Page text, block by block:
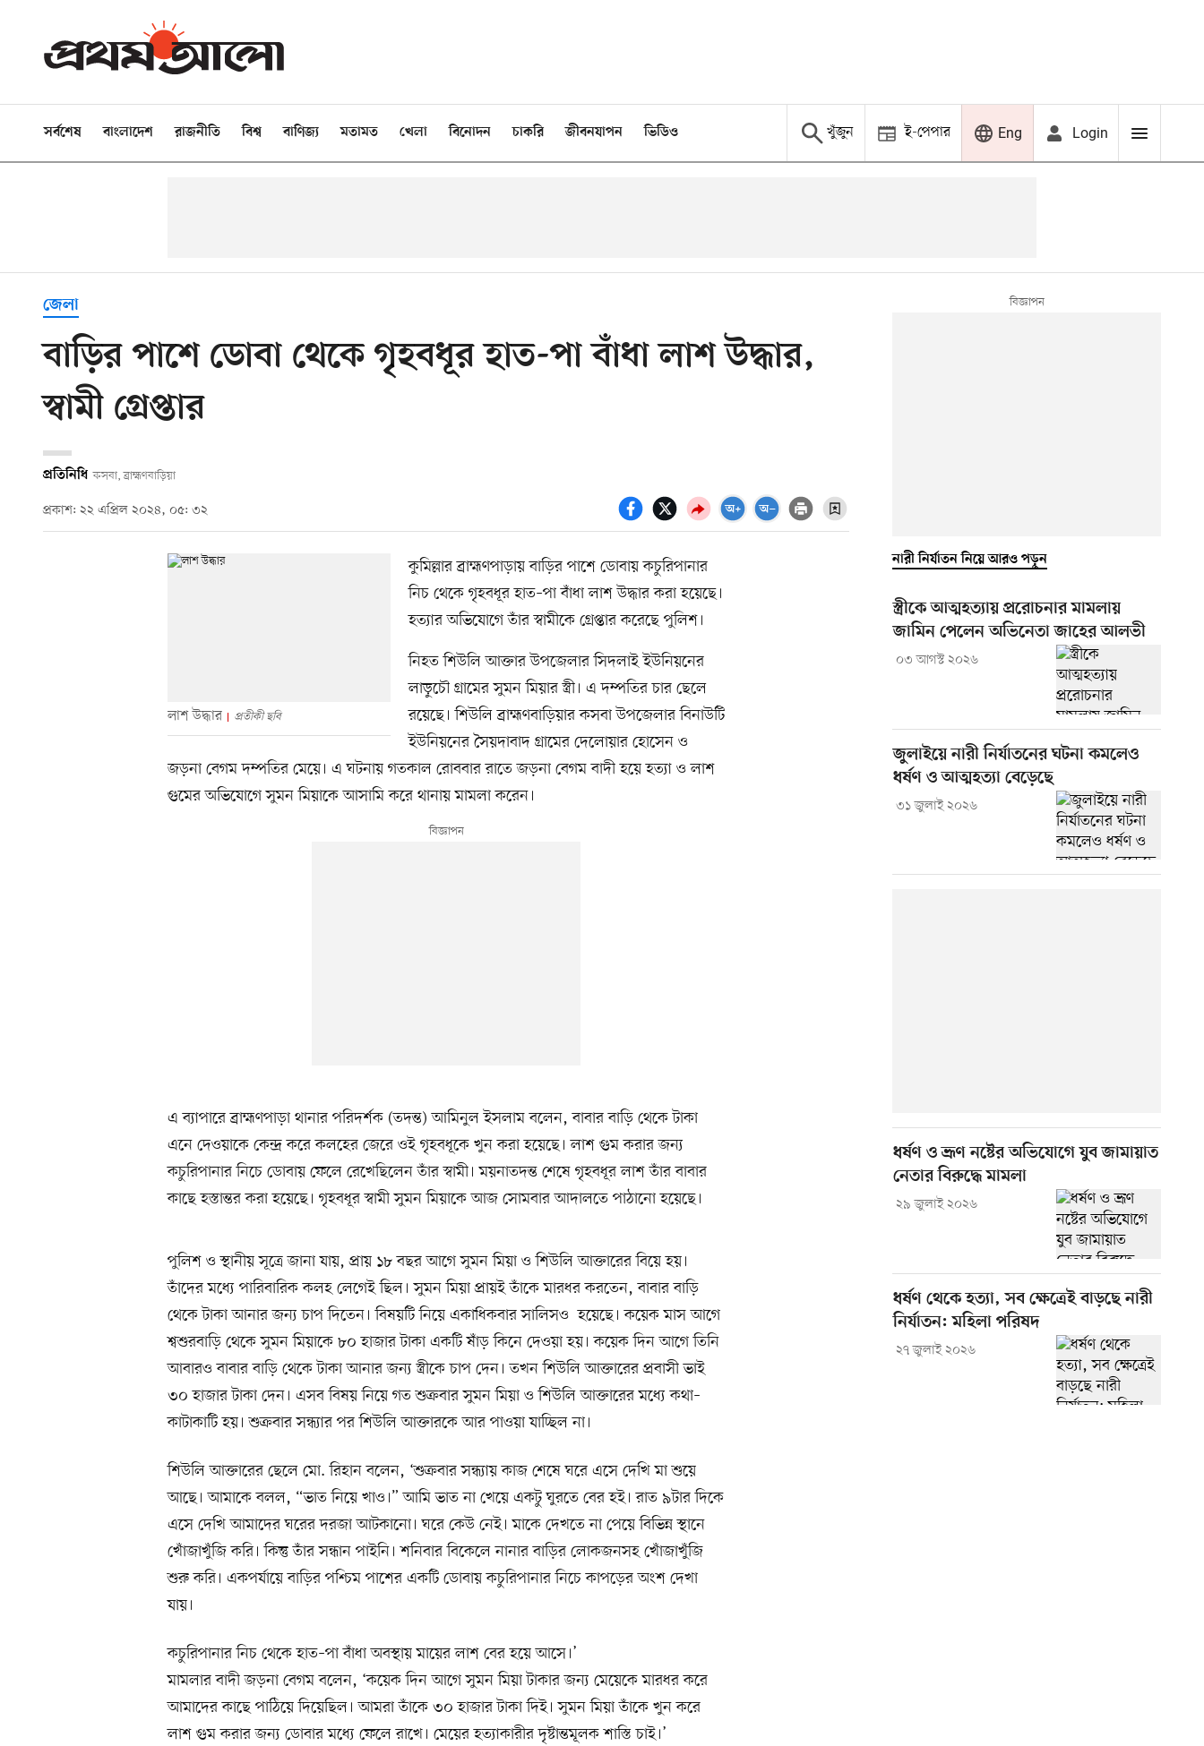
সর্বশেষ বাংলাদেশ রাজনীতি বিশ্ব বাণিজ্য মতামত খেলা বিনোদন চাকরি জীবনযাপন ভিডিও খুঁজুন ই-পেপার Eng Login
জেলা
বাড়ির পাশে ডোবা থেকে গৃহবধূর হাত-পা বাঁধা লাশ উদ্ধার,
স্বামী গ্রেপ্তার
প্রতিনিধি কসবা, ব্রাহ্মণবাড়িয়া
প্রকাশ: ২২ এপ্রিল ২০২৪, ০৫: ৩২
লাশ উদ্ধার প্রতীকী ছবি
কুমিল্লার ব্রাহ্মণপাড়ায় বাড়ির পাশে ডোবায় কচুরিপানার
নিচ থেকে গৃহবধূর হাত–পা বাঁধা লাশ উদ্ধার করা হয়েছে।
হত্যার অভিযোগে তাঁর স্বামীকে গ্রেপ্তার করেছে পুলিশ।
নিহত শিউলি আক্তার উপজেলার সিদলাই ইউনিয়নের
লাড়ুচৌ গ্রামের সুমন মিয়ার স্ত্রী। এ দম্পতির চার ছেলে
রয়েছে। শিউলি ব্রাহ্মণবাড়িয়ার কসবা উপজেলার বিনাউটি
ইউনিয়নের সৈয়দাবাদ গ্রামের দেলোয়ার হোসেন ও
জড়না বেগম দম্পতির মেয়ে। এ ঘটনায় গতকাল রোববার রাতে জড়না বেগম বাদী হয়ে হত্যা ও লাশ
গুমের অভিযোগে সুমন মিয়াকে আসামি করে থানায় মামলা করেন।
এ ব্যাপারে ব্রাহ্মণপাড়া থানার পরিদর্শক (তদন্ত) আমিনুল ইসলাম বলেন, বাবার বাড়ি থেকে টাকা
এনে দেওয়াকে কেন্দ্র করে কলহের জেরে ওই গৃহবধূকে খুন করা হয়েছে। লাশ গুম করার জন্য
কচুরিপানার নিচে ডোবায় ফেলে রেখেছিলেন তাঁর স্বামী। ময়নাতদন্ত শেষে গৃহবধূর লাশ তাঁর বাবার
কাছে হস্তান্তর করা হয়েছে। গৃহবধূর স্বামী সুমন মিয়াকে আজ সোমবার আদালতে পাঠানো হয়েছে।
পুলিশ ও স্থানীয় সূত্রে জানা যায়, প্রায় ১৮ বছর আগে সুমন মিয়া ও শিউলি আক্তারের বিয়ে হয়।
তাঁদের মধ্যে পারিবারিক কলহ লেগেই ছিল। সুমন মিয়া প্রায়ই তাঁকে মারধর করতেন, বাবার বাড়ি
থেকে টাকা আনার জন্য চাপ দিতেন। বিষয়টি নিয়ে একাধিকবার সালিসও হয়েছে। কয়েক মাস আগে
শ্বশুরবাড়ি থেকে সুমন মিয়াকে ৮০ হাজার টাকা একটি ষাঁড় কিনে দেওয়া হয়। কয়েক দিন আগে তিনি
আবারও বাবার বাড়ি থেকে টাকা আনার জন্য স্ত্রীকে চাপ দেন। তখন শিউলি আক্তারের প্রবাসী ভাই
৩০ হাজার টাকা দেন। এসব বিষয় নিয়ে গত শুক্রবার সুমন মিয়া ও শিউলি আক্তারের মধ্যে কথা–
কাটাকাটি হয়। শুক্রবার সন্ধ্যার পর শিউলি আক্তারকে আর পাওয়া যাচ্ছিল না।
শিউলি আক্তারের ছেলে মো. রিহান বলেন, ‘শুক্রবার সন্ধ্যায় কাজ শেষে ঘরে এসে দেখি মা শুয়ে
আছে। আমাকে বলল, “ভাত নিয়ে খাও।” আমি ভাত না খেয়ে একটু ঘুরতে বের হই। রাত ৯টার দিকে
এসে দেখি আমাদের ঘরের দরজা আটকানো। ঘরে কেউ নেই। মাকে দেখতে না পেয়ে বিভিন্ন স্থানে
খোঁজাখুঁজি করি। কিন্তু তাঁর সন্ধান পাইনি। শনিবার বিকেলে নানার বাড়ির লোকজনসহ খোঁজাখুঁজি
শুরু করি। একপর্যায়ে বাড়ির পশ্চিম পাশের একটি ডোবায় কচুরিপানার নিচে কাপড়ের অংশ দেখা
যায়।
কচুরিপানার নিচ থেকে হাত–পা বাঁধা অবস্থায় মায়ের লাশ বের হয়ে আসে।’
মামলার বাদী জড়না বেগম বলেন, ‘কয়েক দিন আগে সুমন মিয়া টাকার জন্য মেয়েকে মারধর করে
আমাদের কাছে পাঠিয়ে দিয়েছিল। আমরা তাঁকে ৩০ হাজার টাকা দিই। সুমন মিয়া তাঁকে খুন করে
লাশ গুম করার জন্য ডোবার মধ্যে ফেলে রাখে। মেয়ের হত্যাকারীর দৃষ্টান্তমূলক শাস্তি চাই।’
নারী নির্যাতন নিয়ে আরও পড়ুন
স্ত্রীকে আত্মহত্যায় প্ররোচনার মামলায়
জামিন পেলেন অভিনেতা জাহের আলভী
০৩ আগস্ট ২০২৬
জুলাইয়ে নারী নির্যাতনের ঘটনা কমলেও
ধর্ষণ ও আত্মহত্যা বেড়েছে
৩১ জুলাই ২০২৬
ধর্ষণ ও ভ্রূণ নষ্টের অভিযোগে যুব জামায়াত
নেতার বিরুদ্ধে মামলা
২৯ জুলাই ২০২৬
ধর্ষণ থেকে হত্যা, সব ক্ষেত্রেই বাড়ছে নারী
নির্যাতন: মহিলা পরিষদ
২৭ জুলাই ২০২৬